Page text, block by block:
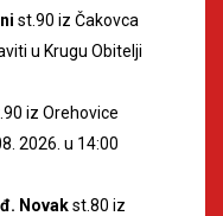
Slab odaziv –
st.90 iz Čakovca
u Krugu Obitelji
iz Orehovice
2026. u 14:00
Novakst.80 iz